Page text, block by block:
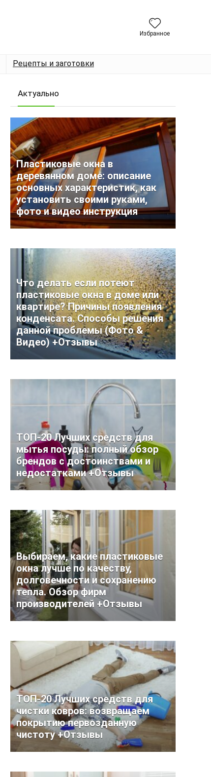
Избранное
Рецепты и заготовки
Актуально
Пластиковые окна в
деревянном доме: описание
основных характеристик, как
установить своими руками,
фото и видео инструкция
Что делать если потеют
пластиковые окна в доме или
квартире? Причины появления
конденсата. Способы решения
данной проблемы (Фото &
Видео) +Отзывы
ТОП-20 Лучших средств для
мытья посуды: полный обзор
брендов с достоинствами и
недостатками +Отзывы
Выбираем, какие пластиковые
окна лучше по качеству,
долговечности и сохранению
тепла. Обзор фирм
производителей +Отзывы
ТОП-20 Лучших средств для
чистки ковров: возвращаем
покрытию первозданную
чистоту +Отзывы